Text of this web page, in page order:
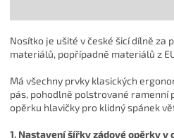
Nosítko je ušité v české šicí dílně za
materiálů, popřípadně materiálů z
Má všechny prvky klasických
pás, pohodlně polstrované ramenní
opěrku hlavičky pro klidný spánek
1. Nastavení šířky zádové opěrky v